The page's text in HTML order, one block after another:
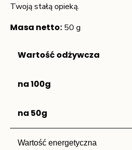
Twoją stałą opieką.
Masa netto: 50 g
Wartość odżywcza
na 100g
na 50g
Wartość energetyczna